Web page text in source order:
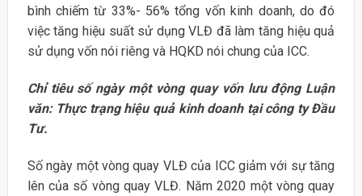
bình chiếm từ 33%- 56% tổng vốn kinh doanh, do đó
việc tăng hiệu suất sử dụng VLĐ đã làm tăng hiệu quả
sử dụng vốn nói riêng và HQKD nói chung của ICC.
Chỉ tiêu số ngày một vòng quay vốn lưu động Luận
văn: Thực trạng hiệu quả kinh doanh tại công ty Đầu
Tư.
Số ngày một vòng quay VLĐ của ICC giảm với sự tăng
lên của số vòng quay VLĐ. Năm 2020 một vòng quay